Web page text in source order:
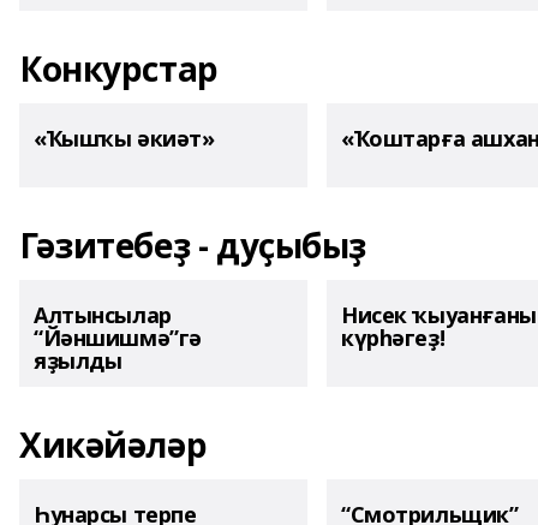
Конкурстар
«Ҡышҡы әкиәт» «Ҡоштарға
Гәзитебеҙ - дуҫыбыҙ
Алтынсылар
“Йәншишмә”гә
яҙылды
Нисек
күрһәгеҙ!
Хикәйәләр
Һунарсы терпе “Смотрильщик”